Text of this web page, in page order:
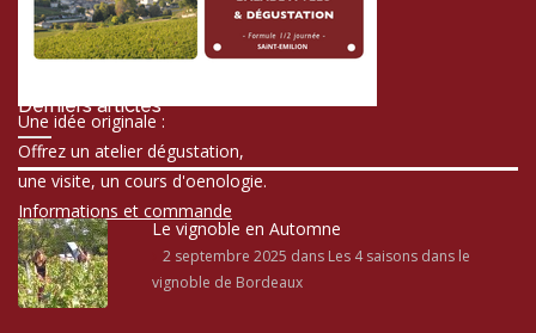
Une idée originale :
Offrez un atelier dégustation,
une visite, un cours d'oenologie.
Informations et commande
Derniers articles
Le vignoble en Automne
2 septembre 2025 dans Les 4 saisons dans le
vignoble de Bordeaux